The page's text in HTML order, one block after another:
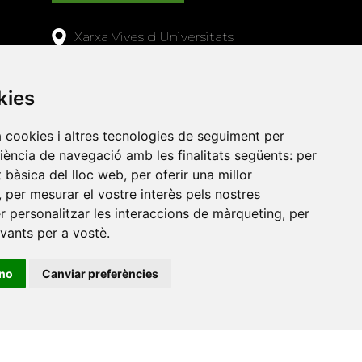
i altres tecnologies de seguiment per
de navegació amb les finalitats següents: per
del lloc web, per oferir una millor
, per mesurar el vostre interès pels nostres
personalitzar les interaccions de màrqueting, per
per a vostè.
Canviar preferències
a
Xarxa Vives d'Universitats
12071 Castelló de la Plana
e-buc@vives.org
+34 964 72 89 93
Amb el suport